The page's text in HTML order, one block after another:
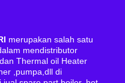
merupakan salah satu
mendistributor
Thermal oil Heater
,pumpa,dll di